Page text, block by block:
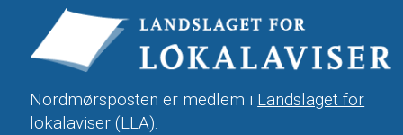
Nordmørsposten er medlem i Landslaget for
lokalaviser (LLA).